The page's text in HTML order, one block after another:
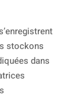
stockons
dans